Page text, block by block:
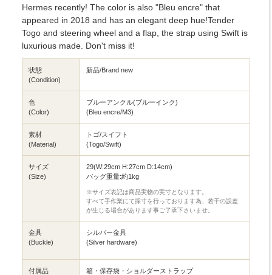
Hermes recently! The color is also "Bleu encre" that
appeared in 2018 and has an elegant deep hue!Tender
Togo and steering wheel and a flap, the strap using Swift is
luxurious made. Don't miss it!
状態
(Condition)
新品/Brand new
色
(Color)
ブルーアンクル(ブルーインク)
(Bleu encre/M3)
素材
(Material)
トゴ/スイフト
(Togo/Swift)
サイズ
(Size)
29(W:29cm H:27cm D:14cm)
バッグ重量:約1kg
※サイズ表記は商品実物の実寸となります。
すべて手作業にて採寸を行っております為、若干の誤差
が生じる場合があります事ご了承下さいませ。
金具
(Buckle)
シルバー金具
(Silver hardware)
付属品
箱・保存袋・ショルダーストラップ